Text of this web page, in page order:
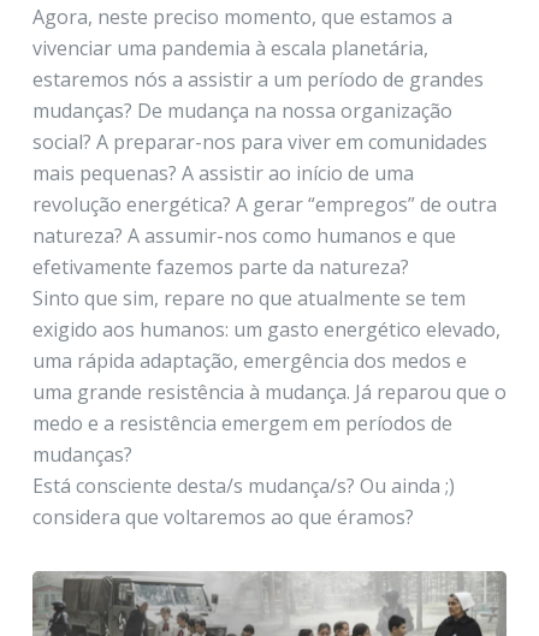
Agora, neste preciso momento, que estamos a
vivenciar uma pandemia à escala planetária,
estaremos nós a assistir a um período de grandes
mudanças? De mudança na nossa organização
social? A preparar-nos para viver em comunidades
mais pequenas? A assistir ao início de uma
revolução energética? A gerar “empregos” de outra
natureza? A assumir-nos como humanos e que
efetivamente fazemos parte da natureza?
Sinto que sim, repare no que atualmente se tem
exigido aos humanos: um gasto energético elevado,
uma rápida adaptação, emergência dos medos e
uma grande resistência à mudança. Já reparou que o
medo e a resistência emergem em períodos de
mudanças?
Está consciente desta/s mudança/s? Ou ainda ;)
considera que voltaremos ao que éramos?